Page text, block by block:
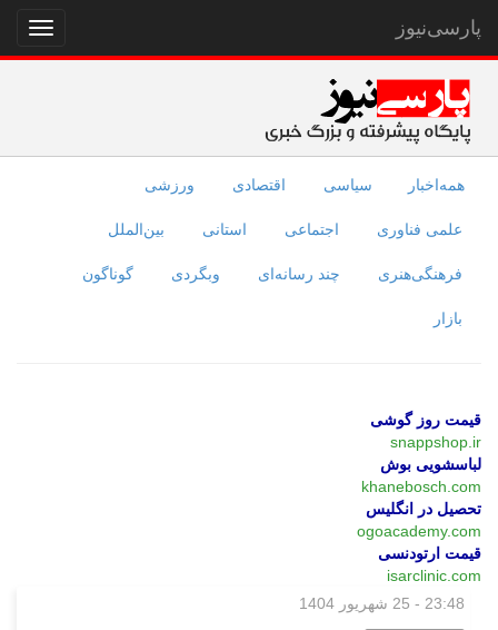
نمایش
منو
پارسی‌نیوز
همه‌اخبار سیاسی اقتصادی ورزشی
علمی فناوری اجتماعی استانی بین‌الملل
فرهنگی‌هنری چند رسانه‌ای وبگردی گوناگون
بازار
قیمت روز گوشی
snappshop.ir
لباسشویی بوش
khanebosch.com
تحصیل در انگلیس
ogoacademy.com
قیمت ارتودنسی
isarclinic.com
23:48 - 25 شهریور 1404